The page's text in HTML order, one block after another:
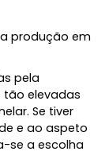
produção em
pela
tão elevadas
Se tiver
e ao aspeto
se a escolha